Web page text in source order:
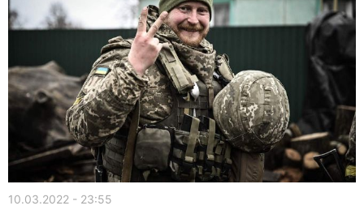
10.03.2022 - 23:55